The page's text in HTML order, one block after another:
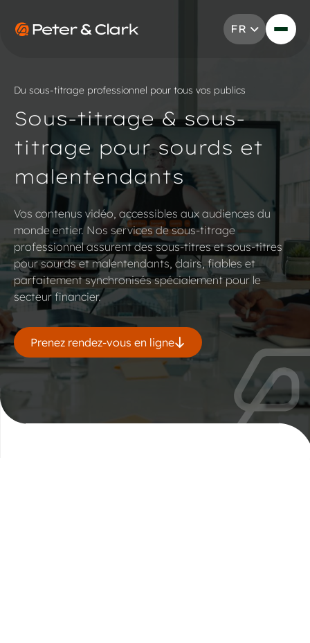
FR
Du sous-titrage professionnel pour tous vos publics
Sous-titrage & sous-
titrage pour sourds et
malentendants
Vos contenus vidéo, accessibles aux audiences du
monde entier. Nos services de sous-titrage
professionnel assurent des sous-titres et sous-titres
pour sourds et malentendants, clairs, fiables et
parfaitement synchronisés spécialement pour le
secteur financier.
Prenez rendez-vous en ligne